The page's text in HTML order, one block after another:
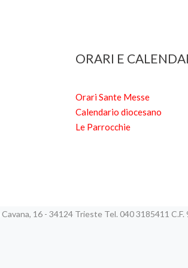
ORARI E
Orari Sante Messe
Calendario diocesano
Le Parrocchie
16 - 34124 Trieste Tel. 040 3185411